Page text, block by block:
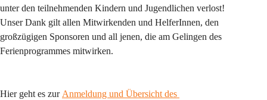
unter den teilnehmenden Kindern und Jugendlichen verlost!
Unser Dank gilt allen Mitwirkenden und HelferInnen, den
großzügigen Sponsoren und all jenen, die am Gelingen des
Ferienprogrammes mitwirken.
Hier geht es zur Anmeldung und Übersicht des